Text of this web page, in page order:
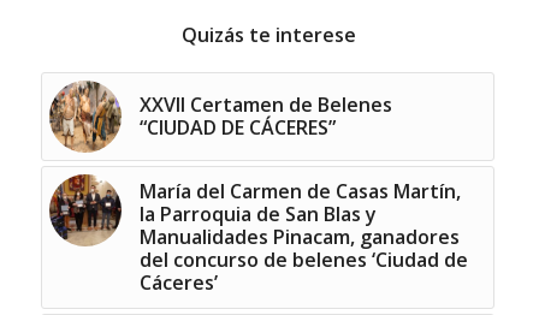
Quizás te interese
XXVII Certamen de Belenes
“CIUDAD DE CÁCERES”
María del Carmen de Casas Martín,
la Parroquia de San Blas y
Manualidades Pinacam, ganadores
del concurso de belenes ‘Ciudad de
Cáceres’